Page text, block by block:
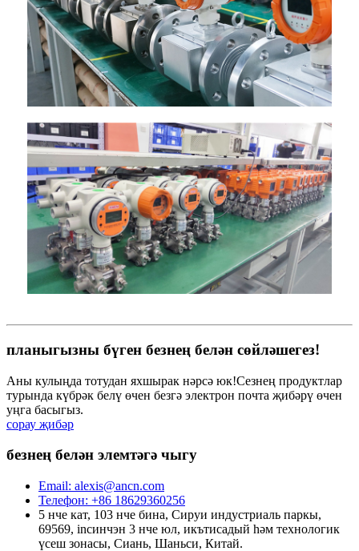
планыгызны бүген безнең белән сөйләшегез!
Аны кулыңда тотудан яхшырак нәрсә юк!Сезнең продуктлар
турында күбрәк белү өчен безгә электрон почта җибәрү өчен
уңга басыгыз.
сорау җибәр
безнең белән элемтәгә чыгу
Email: alexis@ancn.com
Телефон: +86 18629360256
5 нче кат, 103 нче бина, Сируи индустриаль паркы,
69569, incинчэн 3 нче юл, икътисадый һәм технологик
үсеш зонасы, Сиань, Шаньси, Китай.